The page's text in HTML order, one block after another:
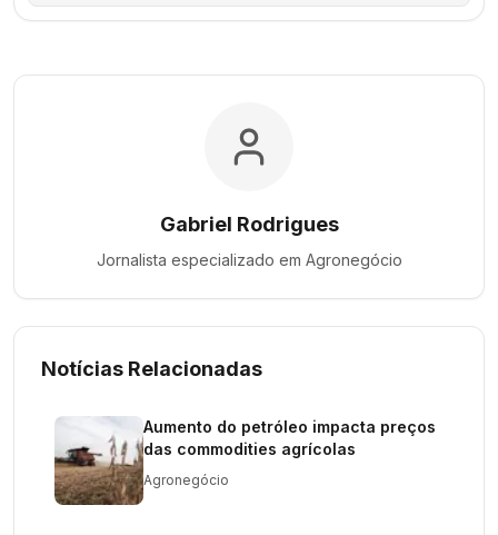
Gabriel Rodrigues
Jornalista especializado em Agronegócio
Notícias Relacionadas
Aumento do petróleo impacta preços
das commodities agrícolas
Agronegócio